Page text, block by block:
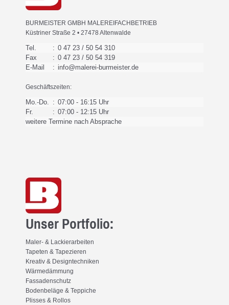
BURMEISTER GMBH MALEREIFACHBETRIEB
Küstriner Straße 2 • 27478 Altenwalde
Tel. : 0 47 23 / 50 54 310
Fax
: 0 47 23 / 50 54 319
E-Mail
: info@malerei-burmeister.de
Geschäftszeiten:
Mo.-Do. : 07:00 - 16:15 Uhr
Fr.
: 07:00 - 12:15 Uhr
weitere Termine nach Absprache
Unser Portfolio:
Maler- & Lackierarbeiten
Tapeten & Tapezieren
Kreativ & Designtechniken
Wärmedämmung
Fassadenschutz
Bodenbeläge & Teppiche
Plisses & Rollos